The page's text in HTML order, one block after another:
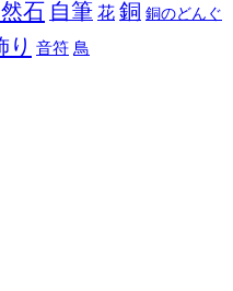
石 自筆 花 銅 銅のどんぐ
り 音符 鳥